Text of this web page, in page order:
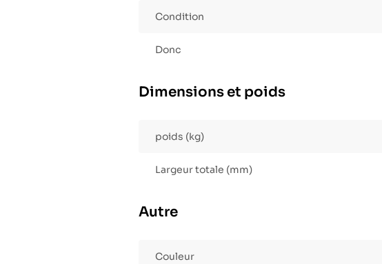
Condition
Donc
Dimensions et poids
poids (kg)
Largeur totale (mm)
Autre
Couleur